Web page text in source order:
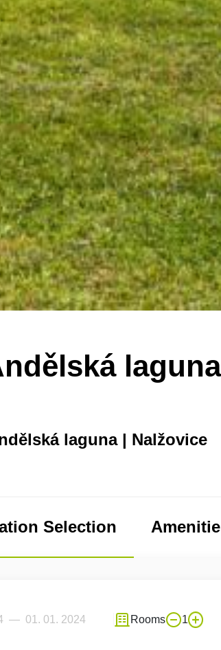
laguna
laguna | Nalžovice
Selection
Rooms 1